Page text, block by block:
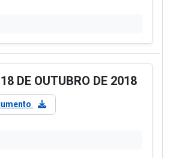
DE OUTUBRO DE 2018